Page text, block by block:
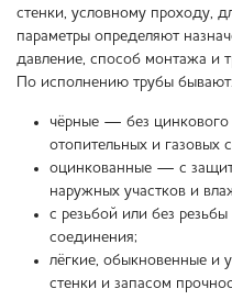
стенки, условному проходу,
параметры определяют
давление, способ монтажа и
По исполнению трубы бывают:
чёрные — без цинкового
отопительных и газовых
оцинкованные — с
наружных участков и
с резьбой или без
соединения;
лёгкие, обыкновенные и
стенки и запасом